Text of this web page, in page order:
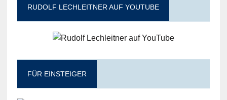
RUDOLF LECHLEITNER AUF YOUTUBE
FÜR EINSTEIGER